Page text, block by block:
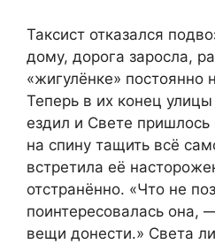
Таксист отказался
дому, дорога заросла,
«жигулёнке» постоянно
Теперь в их конец
ездил и Свете пришлось
на спину тащить всё
встретила её
отстранённо. «Что не
поинтересовалась она,
вещи донести.» Света